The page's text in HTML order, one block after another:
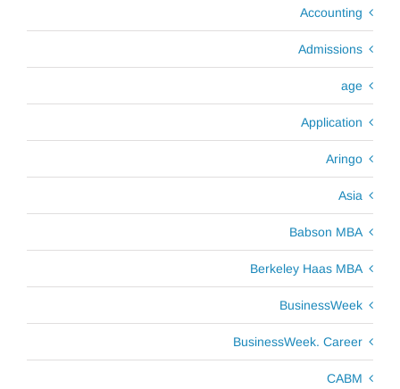
Accounting
Admissions
age
Application
Aringo
Asia
Babson MBA
Berkeley Haas MBA
BusinessWeek
BusinessWeek. Career
CABM